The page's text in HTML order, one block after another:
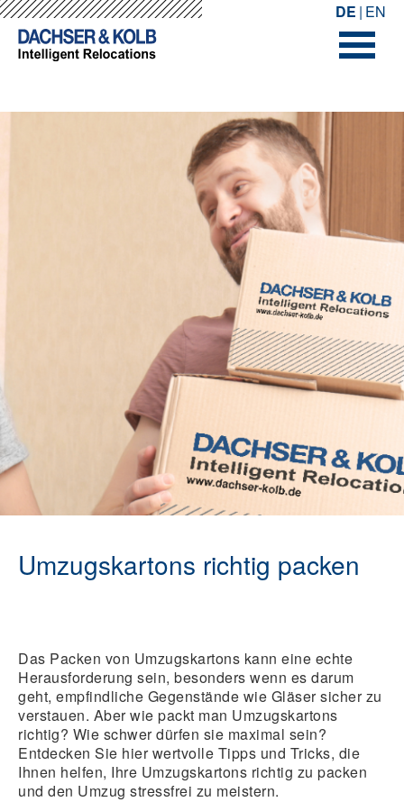
-->--> DE EN
Umzugskartons richtig packen
Das Packen von Umzugskartons kann eine echte
Herausforderung sein, besonders wenn es darum
geht, empfindliche Gegenstände wie Gläser sicher zu
verstauen. Aber wie packt man Umzugskartons
richtig? Wie schwer dürfen sie maximal sein?
Entdecken Sie hier wertvolle Tipps und Tricks, die
Ihnen helfen, Ihre Umzugskartons richtig zu packen
und den Umzug stressfrei zu meistern.